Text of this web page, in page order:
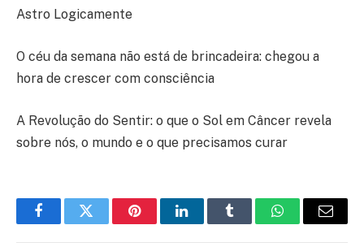
Astro Logicamente
O céu da semana não está de brincadeira: chegou a
hora de crescer com consciência
A Revolução do Sentir: o que o Sol em Câncer revela
sobre nós, o mundo e o que precisamos curar
FacebookTwitter PinterestLinkedInTumblr WhatsApp
E-